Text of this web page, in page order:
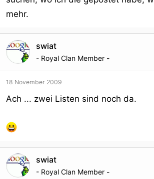
mehr.
swiat
- Royal Clan Member -
18 November 2009
Ach ... zwei Listen sind noch da.
swiat
- Royal Clan Member -